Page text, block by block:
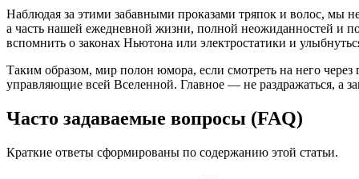
Наблюдая за этими забавными проказами тряпок и волос, мы
а часть нашей ежедневной жизни, полной неожиданностей и
вспомнить о законах Ньютона или электростатики и
Таким образом, мир полон юмора, если смотреть на него
управляющие всей Вселенной. Главное — не раздражаться, а
Часто задаваемые вопросы (FAQ)
Краткие ответы сформированы по содержанию этой статьи.